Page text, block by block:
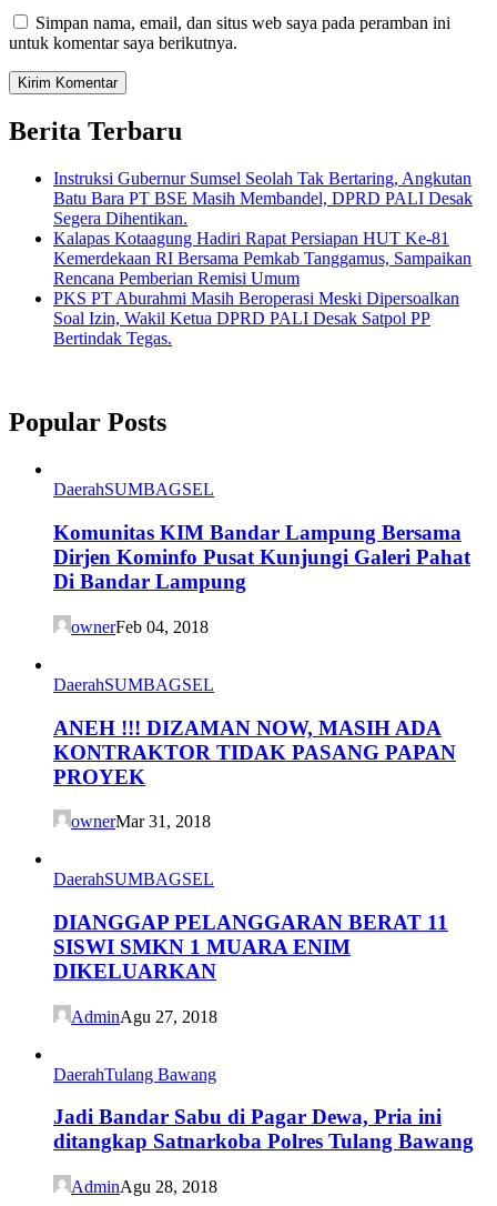
Simpan nama, email, dan situs web saya pada peramban ini
untuk komentar saya berikutnya.
Berita Terbaru
Instruksi Gubernur Sumsel Seolah Tak Bertaring, Angkutan
Batu Bara PT BSE Masih Membandel, DPRD PALI Desak
Segera Dihentikan.
Kalapas Kotaagung Hadiri Rapat Persiapan HUT Ke-81
Kemerdekaan RI Bersama Pemkab Tanggamus, Sampaikan
Rencana Pemberian Remisi Umum
PKS PT Aburahmi Masih Beroperasi Meski Dipersoalkan
Soal Izin, Wakil Ketua DPRD PALI Desak Satpol PP
Bertindak Tegas.
Popular Posts
DaerahSUMBAGSEL
Komunitas KIM Bandar Lampung Bersama
Dirjen Kominfo Pusat Kunjungi Galeri Pahat
Di Bandar Lampung
ownerFeb 04, 2018
DaerahSUMBAGSEL
ANEH !!! DIZAMAN NOW, MASIH ADA
KONTRAKTOR TIDAK PASANG PAPAN
PROYEK
ownerMar 31, 2018
DaerahSUMBAGSEL
DIANGGAP PELANGGARAN BERAT 11
SISWI SMKN 1 MUARA ENIM
DIKELUARKAN
AdminAgu 27, 2018
DaerahTulang Bawang
Jadi Bandar Sabu di Pagar Dewa, Pria ini
ditangkap Satnarkoba Polres Tulang Bawang
AdminAgu 28, 2018